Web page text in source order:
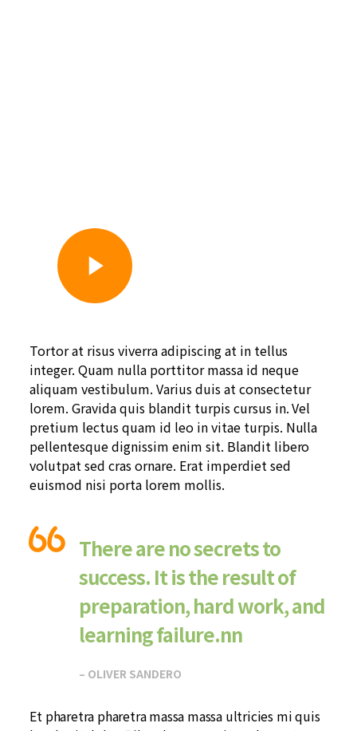
Tortor at risus viverra adipiscing at in tellus
integer. Quam nulla porttitor massa id neque
aliquam vestibulum. Varius duis at consectetur
lorem. Gravida quis blandit turpis cursus in. Vel
pretium lectus quam id leo in vitae turpis. Nulla
pellentesque dignissim enim sit. Blandit libero
volutpat sed cras ornare. Erat imperdiet sed
euismod nisi porta lorem mollis.
There are no secrets to
success. It is the result of
preparation, hard work, and
learning failure.nn
– OLIVER SANDERO
Et pharetra pharetra massa massa ultricies mi quis